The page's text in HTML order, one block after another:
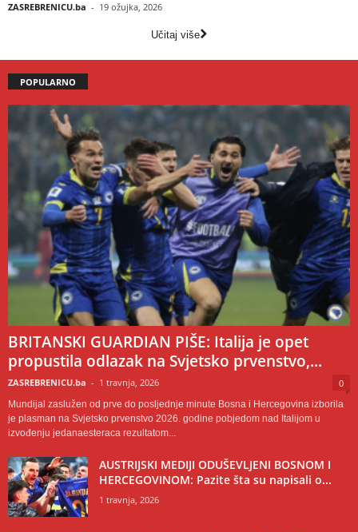
ZASREBRENICU.ba - 19 ožujka, 2026
Učitaj više
POPULARNO
BRITANSKI GUARDIAN PIŠE: Italija je opet
propustila odlazak na Svjetsko prvenstvo,...
ZASREBRENICU.ba - 1 travnja, 2026 0
Mundijal zaslužen od prve do posljednje minute Bosna i Hercegovina izborila
je plasman na Svjetsko prvenstvo 2026. godine pobjedom nad Italijom u
izvođenju jedanaesteraca rezultatom...
AUSTRIJSKI MEDIJI ODUŠEVLJENI BOSNOM I
HERCEGOVINOM: Pazite šta su napisali o...
1 travnja, 2026